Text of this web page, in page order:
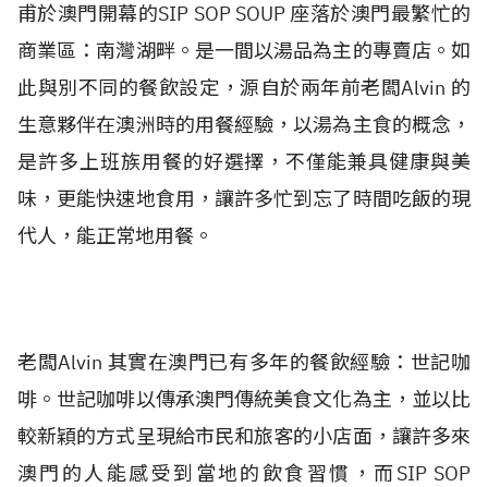
甫於澳門開幕的SIP SOP SOUP 座落於澳門最繁忙的
商業區：南灣湖畔。是一間以湯品為主的專賣店。如
此與別不同的餐飲設定，源自於兩年前老闆Alvin 的
生意夥伴在澳洲時的用餐經驗，以湯為主食的概念，
是許多上班族用餐的好選擇，不僅能兼具健康與美
味，更能快速地食用，讓許多忙到忘了時間吃飯的現
代人，能正常地用餐。
老闆Alvin 其實在澳門已有多年的餐飲經驗：世記咖
啡。世記咖啡以傳承澳門傳統美食文化為主，並以比
較新穎的方式呈現給市民和旅客的小店面，讓許多來
澳門的人能感受到當地的飲食習慣，而SIP SOP